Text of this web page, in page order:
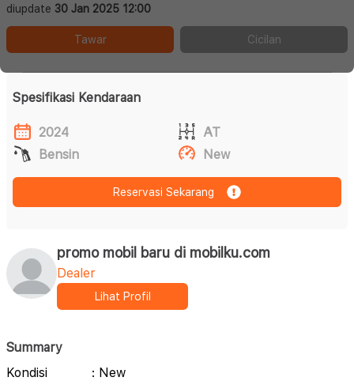
diupdate 30 Jan 2025 12:00
Tawar Cicilan
Spesifikasi Kendaraan
2024
AT
Bensin
New
Reservasi Sekarang
promo mobil baru di mobilku.com
Dealer
Lihat Profil
Summary
Kondisi
: New